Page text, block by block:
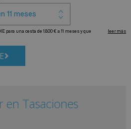
en Tasaciones